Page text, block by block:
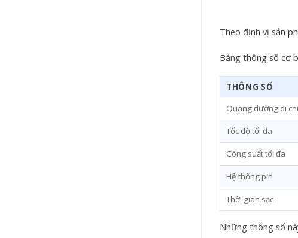
Theo định vị sản
Bảng thông số cơ
THÔNG SỐ
Quãng đường di
Tốc độ tối đa
Công suất tối đa
Hệ thống pin
Thời gian sạc
Những thông số